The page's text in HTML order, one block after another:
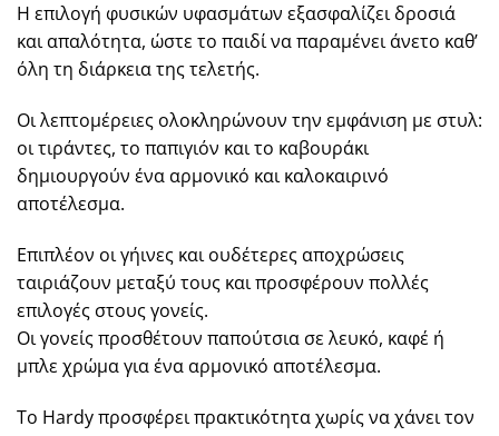
Η επιλογή φυσικών υφασμάτων εξασφαλίζει δροσιά
και απαλότητα, ώστε το παιδί να παραμένει άνετο καθ’
όλη τη διάρκεια της τελετής.
Οι λεπτομέρειες ολοκληρώνουν την εμφάνιση με στυλ:
οι τιράντες, το παπιγιόν και το καβουράκι
δημιουργούν ένα αρμονικό και καλοκαιρινό
αποτέλεσμα.
Επιπλέον οι γήινες και ουδέτερες αποχρώσεις
ταιριάζουν μεταξύ τους και προσφέρουν πολλές
επιλογές στους γονείς.
Οι γονείς προσθέτουν παπούτσια σε λευκό, καφέ ή
μπλε χρώμα για ένα αρμονικό αποτέλεσμα.
Το Hardy προσφέρει πρακτικότητα χωρίς να χάνει τον